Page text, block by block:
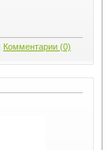
Комментарии (0)